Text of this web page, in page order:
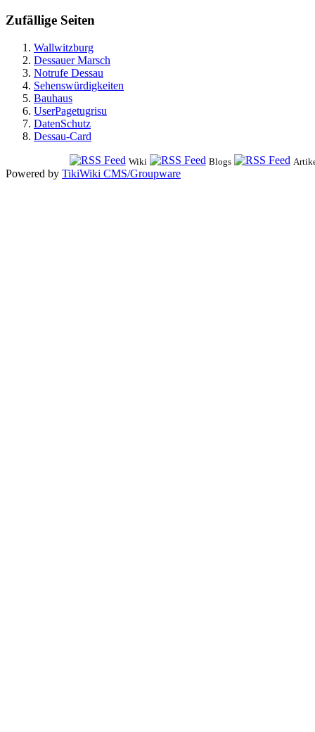
Zufällige Seiten
Wallwitzburg
Dessauer Marsch
Notrufe Dessau
Sehenswürdigkeiten
Bauhaus
UserPagetugrisu
DatenSchutz
Dessau-Card
Wiki Blogs
Powered by TikiWiki CMS/Groupware